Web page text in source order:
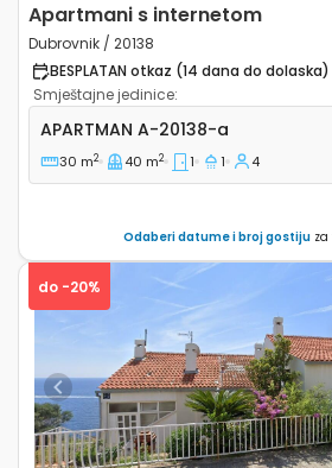
Apartmani s internetom
Dubrovnik / 20138
BESPLATAN otkaz (14 dana do dolaska)
Smještajne jedinice:
Jednosobni apartman
APARTMAN A-20138-a
30 m2 40 m2 1 1 4
Odaberi datume i broj gostijuza
Previous
do -20%